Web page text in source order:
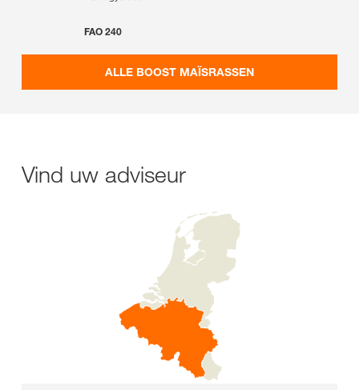
FAO 240
ALLE BOOST MAÏSRASSEN
Vind uw adviseur